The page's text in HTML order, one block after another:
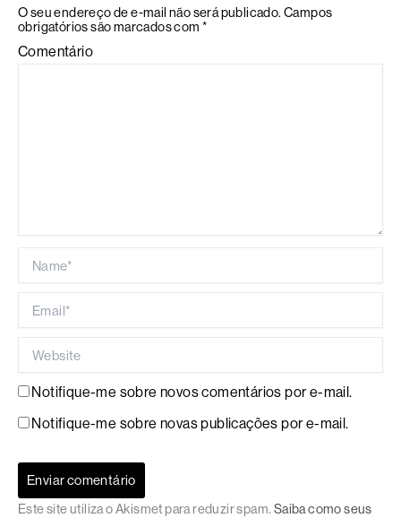
O seu endereço de e-mail não será publicado. Campos
obrigatórios são marcados com *
Comentário
Notifique-me sobre novos comentários por e-mail.
Notifique-me sobre novas publicações por e-mail.
Este site utiliza o Akismet para reduzir spam. Saiba como seus